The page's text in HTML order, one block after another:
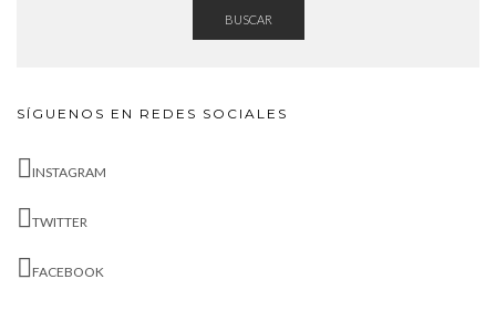
BUSCAR
SÍGUENOS EN REDES SOCIALES
INSTAGRAM
TWITTER
FACEBOOK